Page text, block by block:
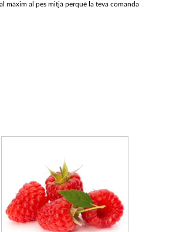
màxim al pes mitjà perquè la teva comanda